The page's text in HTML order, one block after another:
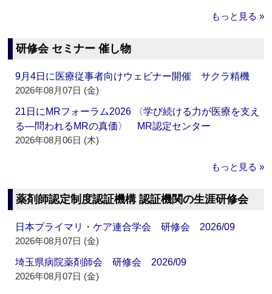
もっと見る »
研修会 セミナー 催し物
9月4日に医療従事者向けウェビナー開催 サクラ精機
2026年08月07日 (金)
21日にMRフォーラム2026 〈学び続ける力が医療を支え
る―問われるMRの真価〉 MR認定センター
2026年08月06日 (木)
もっと見る »
薬剤師認定制度認証機構 認証機関の生涯研修会
日本プライマリ・ケア連合学会 研修会 2026/09
2026年08月07日 (金)
埼玉県病院薬剤師会 研修会 2026/09
2026年08月07日 (金)